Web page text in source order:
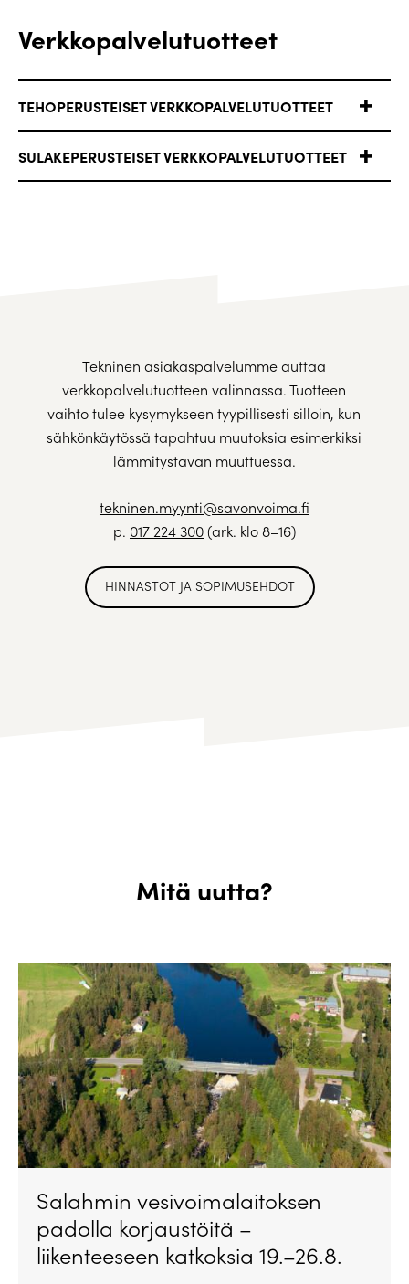
Verkkopalvelutuotteet
TEHOPERUSTEISET VERKKOPALVELUTUOTTEET
SULAKEPERUSTEISET VERKKOPALVELUTUOTTEET
Tekninen asiakaspalvelumme auttaa
verkkopalvelutuotteen valinnassa. Tuotteen
vaihto tulee kysymykseen tyypillisesti silloin, kun
sähkönkäytössä tapahtuu muutoksia esimerkiksi
lämmitystavan muuttuessa.
tekninen.myynti@savonvoima.fi
p. 017 224 300(ark. klo 8–16)
HINNASTOT JA SOPIMUSEHDOT
Mitä uutta?
Salahmin vesivoimalaitoksen
padolla korjaustöitä –
liikenteeseen katkoksia 19.–26.8.